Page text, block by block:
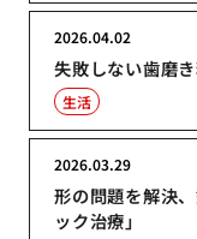
失敗しない歯磨
2026.04.02
生活
形の問題を解決
ック治療」
2026.03.29